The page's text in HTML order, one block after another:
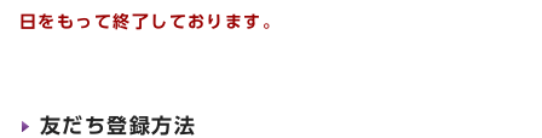
日をもって終了しております。
友だち登録方法